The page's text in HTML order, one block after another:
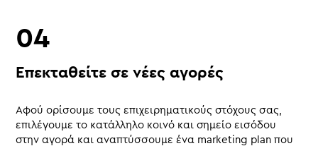
Επεκταθείτε σε νέες αγορές
Αφού ορίσουμε τους επιχειρηματικούς στόχους σας,
επιλέγουμε το κατάλληλο κοινό και σημείο εισόδου
στην αγορά και αναπτύσσουμε ένα marketing plan που